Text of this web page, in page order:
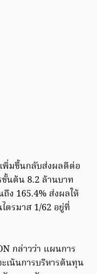
พิ่มขึ้นกลับส่งผลดีต่อ
นต้น 8.2 ล้านบาท
ง 165.4% ส่งผลให้
ตรมาส 1/62 อยู่ที่
กล่าวว่า แผนการ
เน้นการบริหารต้นทุน